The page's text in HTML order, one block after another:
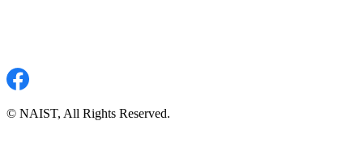
© NAIST, All Rights Reserved.